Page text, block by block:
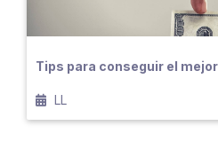
Tips para conseguir el
LL